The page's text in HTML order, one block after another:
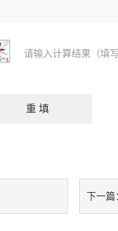
请输入计算结果（填
下一篇